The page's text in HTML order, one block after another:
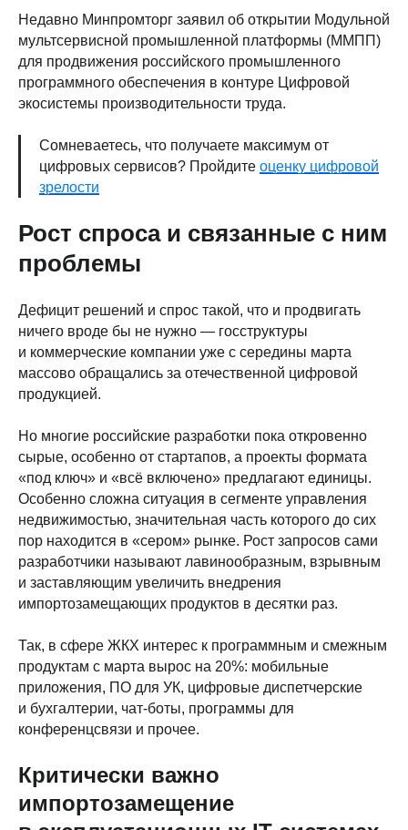
Недавно Минпромторг заявил об открытии Модульной
мультсервисной промышленной платформы (ММПП)
для продвижения российского промышленного
программного обеспечения в контуре Цифровой
экосистемы производительности труда.
Сомневаетесь, что получаете максимум от
цифровых сервисов? Пройдите оценку цифровой
зрелости
Рост спроса и связанные с ним
проблемы
Дефицит решений и спрос такой, что и продвигать
ничего вроде бы не нужно — госструктуры
и коммерческие компании уже с середины марта
массово обращались за отечественной цифровой
продукцией.
Но многие российские разработки пока откровенно
сырые, особенно от стартапов, а проекты формата
«под ключ» и «всё включено» предлагают единицы.
Особенно сложна ситуация в сегменте управления
недвижимостью, значительная часть которого до сих
пор находится в «сером» рынке. Рост запросов сами
разработчики называют лавинообразным, взрывным
и заставляющим увеличить внедрения
импортозамещающих продуктов в десятки раз.
Так, в сфере ЖКХ интерес к программным и смежным
продуктам с марта вырос на 20%: мобильные
приложения, ПО для УК, цифровые диспетчерские
и бухгалтерии, чат-боты, программы для
конференцсвязи и прочее.
Критически важно
импортозамещение